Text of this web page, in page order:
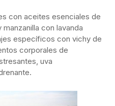
con aceites esenciales de
con lavanda
específicos con vichy de
corporales de
uva